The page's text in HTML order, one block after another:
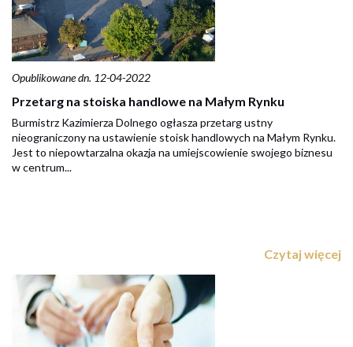
Opublikowane dn. 12-04-2022
Przetarg na stoiska handlowe na Małym Rynku
Burmistrz Kazimierza Dolnego ogłasza przetarg ustny
nieograniczony na ustawienie stoisk handlowych na Małym Rynku.
Jest to niepowtarzalna okazja na umiejscowienie swojego biznesu
w centrum...
Czytaj więcej